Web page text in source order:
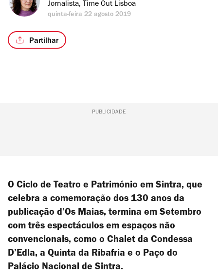
Jornalista, Time Out Lisboa
quinta-feira 22 agosto 2019
Partilhar
PUBLICIDADE
O Ciclo de Teatro e Património em Sintra, que
celebra a comemoração dos 130 anos da
publicação d’Os Maias, termina em Setembro
com três espectáculos em espaços não
convencionais, como o Chalet da Condessa
D’Edla, a Quinta da Ribafria e o Paço do
Palácio Nacional de Sintra.